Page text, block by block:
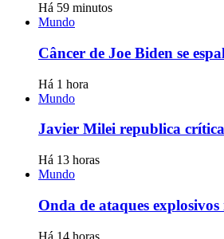
Há 59 minutos
Mundo
Câncer de Joe Biden se
Há 1 hora
Mundo
Javier Milei republica
Há 13 horas
Mundo
Onda de ataques
Há 14 horas